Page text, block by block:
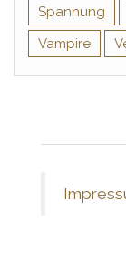
Spannung
Vampire